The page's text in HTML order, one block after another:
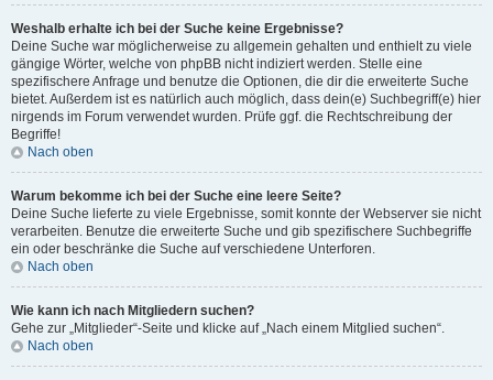
Weshalb erhalte ich bei der Suche keine Ergebnisse?
Deine Suche war möglicherweise zu allgemein gehalten und enthielt zu viele
gängige Wörter, welche von phpBB nicht indiziert werden. Stelle eine
spezifischere Anfrage und benutze die Optionen, die dir die erweiterte Suche
bietet. Außerdem ist es natürlich auch möglich, dass dein(e) Suchbegriff(e) hier
nirgends im Forum verwendet wurden. Prüfe ggf. die Rechtschreibung der
Begriffe!
Nach oben
Warum bekomme ich bei der Suche eine leere Seite?
Deine Suche lieferte zu viele Ergebnisse, somit konnte der Webserver sie nicht
verarbeiten. Benutze die erweiterte Suche und gib spezifischere Suchbegriffe
ein oder beschränke die Suche auf verschiedene Unterforen.
Nach oben
Wie kann ich nach Mitgliedern suchen?
Gehe zur „Mitglieder“-Seite und klicke auf „Nach einem Mitglied suchen“.
Nach oben